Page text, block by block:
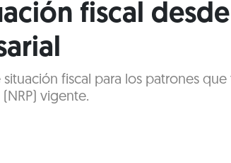
fiscal
fiscal para los patrones
vigente.